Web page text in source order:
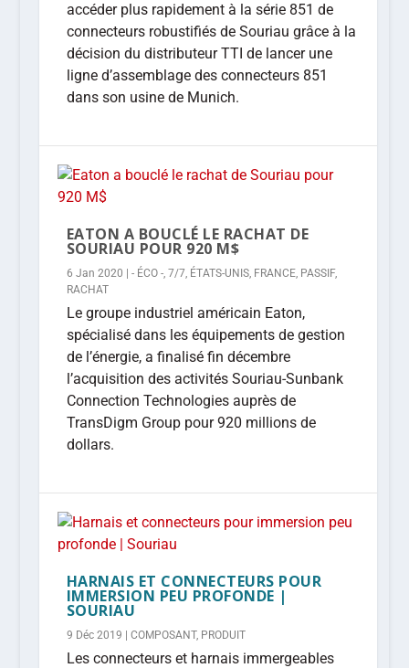
accéder plus rapidement à la série 851 de
connecteurs robustifiés de Souriau grâce à la
décision du distributeur TTI de lancer une
ligne d’assemblage des connecteurs 851
dans son usine de Munich.
EATON A BOUCLÉ LE RACHAT DE
SOURIAU POUR 920 M$
6 Jan 2020 - ÉCO -, 7/7, ÉTATS-UNIS, FRANCE, PASSIF,
RACHAT
Le groupe industriel américain Eaton,
spécialisé dans les équipements de gestion
de l’énergie, a finalisé fin décembre
l’acquisition des activités Souriau-Sunbank
Connection Technologies auprès de
TransDigm Group pour 920 millions de
dollars.
HARNAIS ET CONNECTEURS POUR
IMMERSION PEU PROFONDE |
SOURIAU
9 Déc 2019 COMPOSANT, PRODUIT
Les connecteurs et harnais immergeables